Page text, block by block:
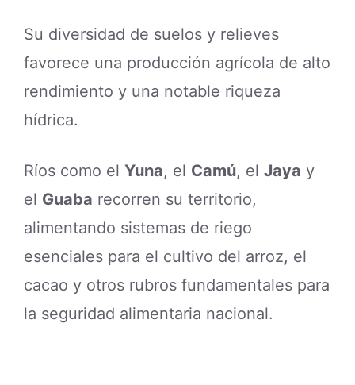
Su diversidad de suelos y relieves
favorece una producción agrícola de alto
rendimiento y una notable riqueza
hídrica.
Ríos como el Yuna, el Camú, el Jaya y
el Guaba recorren su territorio,
alimentando sistemas de riego
esenciales para el cultivo del arroz, el
cacao y otros rubros fundamentales para
la seguridad alimentaria nacional.